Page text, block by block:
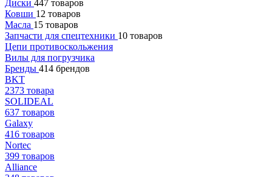
Диски 447 товаров
Ковши 12 товаров
Масла 15 товаров
Запчасти для спецтехники 10 товаров
Цепи противоскольжения
Вилы для погрузчика
Бренды 414 брендов
BKT
2373 товара
SOLIDEAL
637 товаров
Galaxy
416 товаров
Nortec
399 товаров
Alliance